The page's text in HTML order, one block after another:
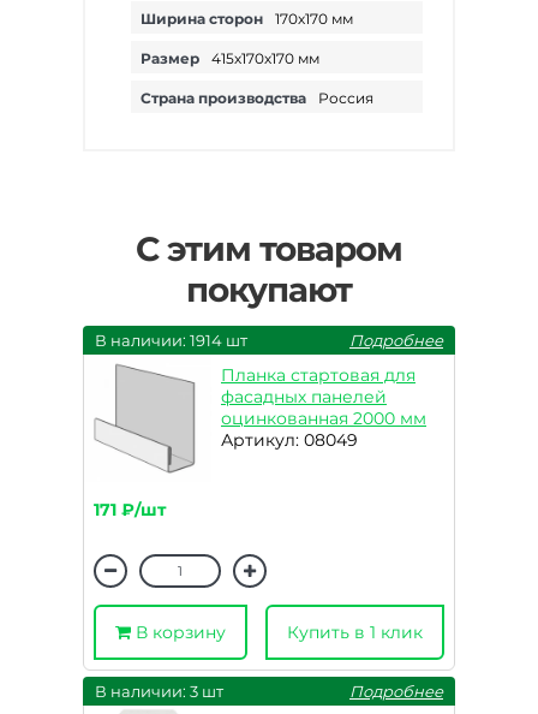
Ширина сторон 170х170 мм
Размер 415х170х170 мм
Страна производства Россия
С этим товаром
покупают
В наличии: 1914 шт Подробнее
Планка стартовая для
фасадных панелей
оцинкованная 2000 мм
Артикул: 08049
171 ₽/шт
В корзину Купить в 1 клик
В наличии: 3 шт Подробнее